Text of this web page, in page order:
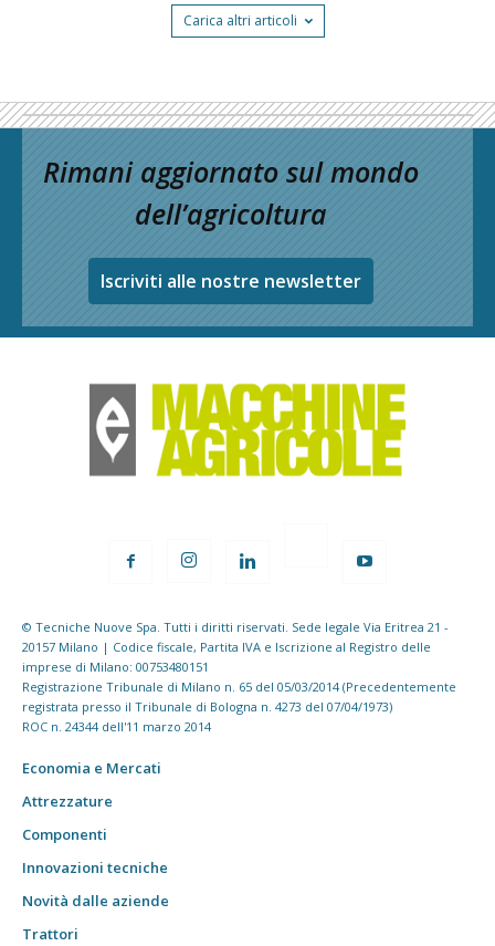
Carica altri articoli
Rimani aggiornato sul mondo
dell’agricoltura
Iscriviti alle nostre newsletter
© Tecniche Nuove Spa. Tutti i diritti riservati. Sede legale Via Eritrea 21 -
20157 Milano | Codice fiscale, Partita IVA e Iscrizione al Registro delle
imprese di Milano: 00753480151
Registrazione Tribunale di Milano n. 65 del 05/03/2014 (Precedentemente
registrata presso il Tribunale di Bologna n. 4273 del 07/04/1973)
ROC n. 24344 dell'11 marzo 2014
Economia e Mercati
Attrezzature
Componenti
Innovazioni tecniche
Novità dalle aziende
Trattori